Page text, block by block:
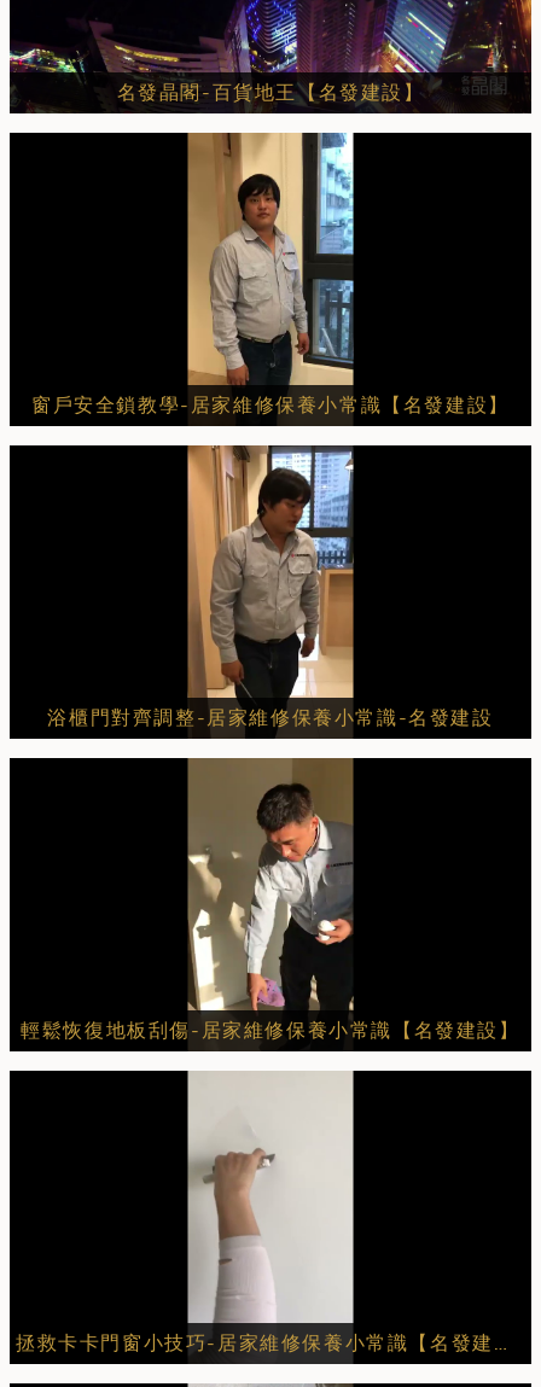
名發晶閣-百貨地王【名發建設】
窗戶安全鎖教學-居家維修保養小常識【名發建設】
浴櫃門對齊調整-居家維修保養小常識-名發建設
輕鬆恢復地板刮傷-居家維修保養小常識【名發建設】
拯救卡卡門窗小技巧-居家維修保養小常識【名發建設】